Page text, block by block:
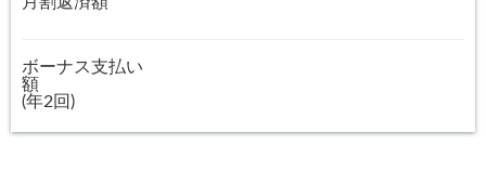
ボーナス支払い
額
(年2回)